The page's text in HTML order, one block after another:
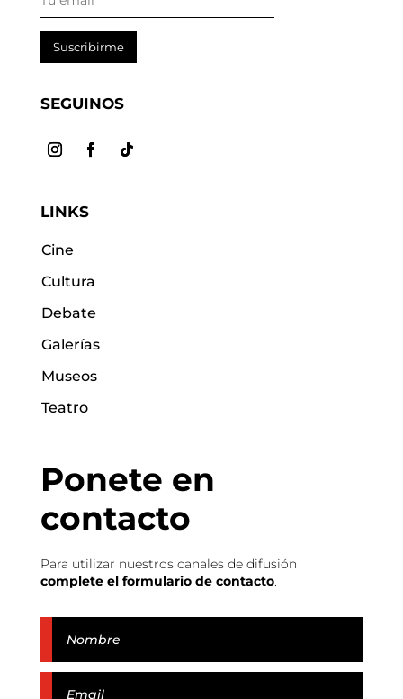
Suscribirme
SEGUINOS
LINKS
Cine
Cultura
Debate
Galerías
Museos
Teatro
Ponete en
contacto
Para utilizar nuestros canales de difusión
complete el formulario de contacto.